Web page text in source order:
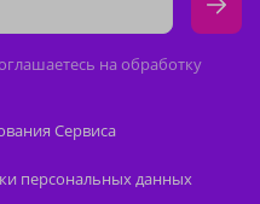
на обработку
Сервиса
персональных данных